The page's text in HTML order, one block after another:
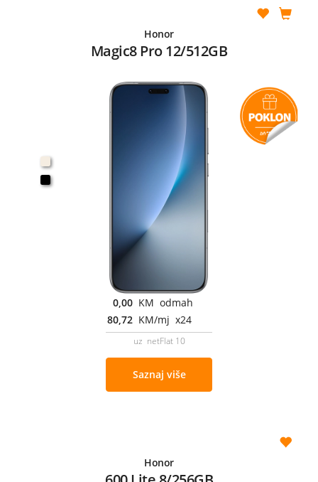
Honor
Magic8 Pro 12/512GB
0,00 KM odmah
80,72 KM/mj x24
uz netFlat 10
Saznaj više
Honor